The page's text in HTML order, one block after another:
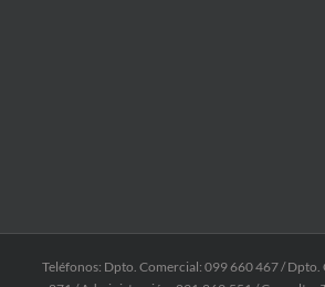
Teléfonos: Dpto. Comercial: 099 660 467 /